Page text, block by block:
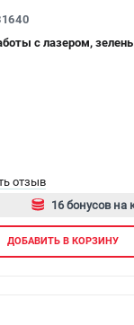
с лазером,
отзыв
16 бонусов на
Авторизуйтесь
ДОБАВИТЬВ КОРЗИНУ